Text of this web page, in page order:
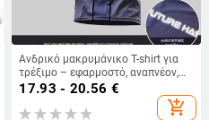
Ανδρικό μακρυμάνικο T-shirt για
τρέξιμο – εφαρμοστό, αναπνέον,
γρήγορο στέγνωμα, UV προστασία,
μπάσκετ και γυμναστήριο
17.93 - 20.56 €
add_shopping_cart